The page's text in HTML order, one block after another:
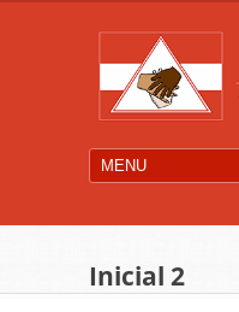
Inicial 2